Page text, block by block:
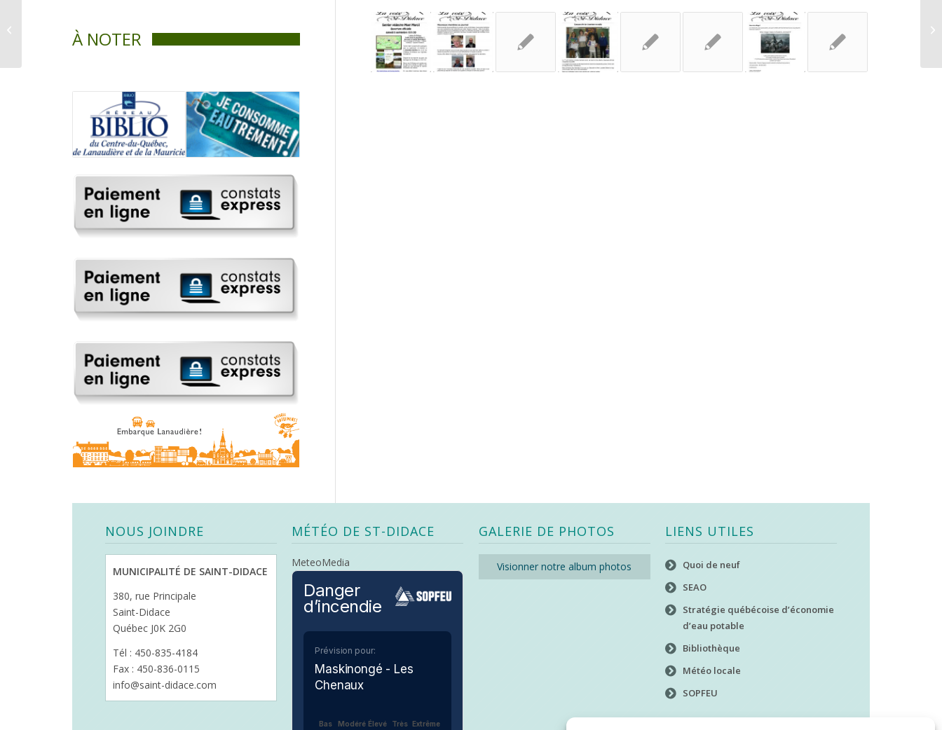
À NOTER
NOUS JOINDRE
MUNICIPALITÉ DE SAINT-DIDACE
380, rue Principale
Saint-Didace
Québec J0K 2G0
Tél : 450-835-4184
Fax : 450-836-0115
info@saint-didace.com
MÉTÉO DE ST-DIDACE
MeteoMedia
Danger
d’incendie
Prévision pour:
Maskinongé - Les
Chenaux
Bas Modéré Élevé Très Extrême
GALERIE DE PHOTOS
Visionner notre album photos
LIENS UTILES
Quoi de neuf
SEAO
Stratégie québécoise d’économie
d’eau potable
Bibliothèque
Météo locale
SOPFEU
Rivière Maskinongé.
Pont du village.